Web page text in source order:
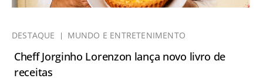
DESTAQUE MUNDO E ENTRETENIMENTO
Cheff Jorginho Lorenzon lança novo livro de
receitas